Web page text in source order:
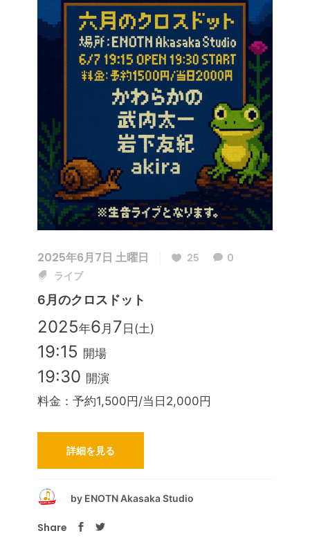
2025年6月7日 土曜日 25
0
ライブ
6月のクロスドット
2025年6 月 7 日(土)
19:15 開場
19:30 開演
料金：予約1,500円/当日2,000円
詳細を見る
by ENOTN Akasaka Studio
Share